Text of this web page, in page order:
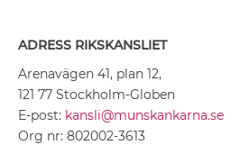
ADRESS RIKSKANSLIET
Arenavägen 41, plan 12,
121 77 Stockholm-Globen
E-post: kansli@munskankarna.se
Org nr: 802002-3613